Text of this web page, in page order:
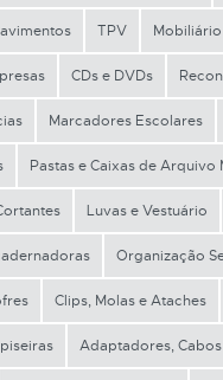
TPV
CDs e DVDs
Marcadores Escolares
Pastas e Caixas de Arquivo
Luvas e Vestuário
Organização
Clips, Molas e Ataches
Adaptadores,